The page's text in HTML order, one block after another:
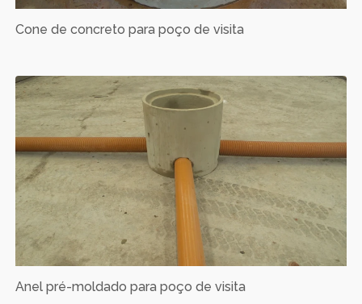
Cone de concreto para poço de visita
Anel pré-moldado para poço de visita